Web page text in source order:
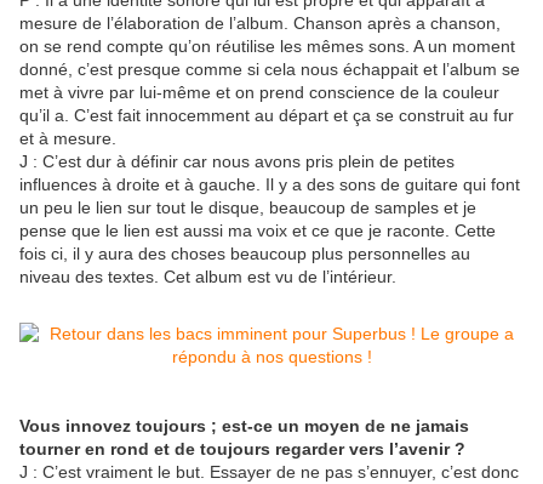
mesure de l’élaboration de l’album. Chanson après a chanson,
on se rend compte qu’on réutilise les mêmes sons. A un moment
donné, c’est presque comme si cela nous échappait et l’album se
met à vivre par lui-même et on prend conscience de la couleur
qu’il a. C’est fait innocemment au départ et ça se construit au fur
et à mesure.
J : C’est dur à définir car nous avons pris plein de petites
influences à droite et à gauche. Il y a des sons de guitare qui font
un peu le lien sur tout le disque, beaucoup de samples et je
pense que le lien est aussi ma voix et ce que je raconte. Cette
fois ci, il y aura des choses beaucoup plus personnelles au
niveau des textes. Cet album est vu de l’intérieur.
Vous innovez toujours ; est-ce un moyen de ne jamais
tourner en rond et de toujours regarder vers l’avenir ?
J : C’est vraiment le but. Essayer de ne pas s’ennuyer, c’est donc